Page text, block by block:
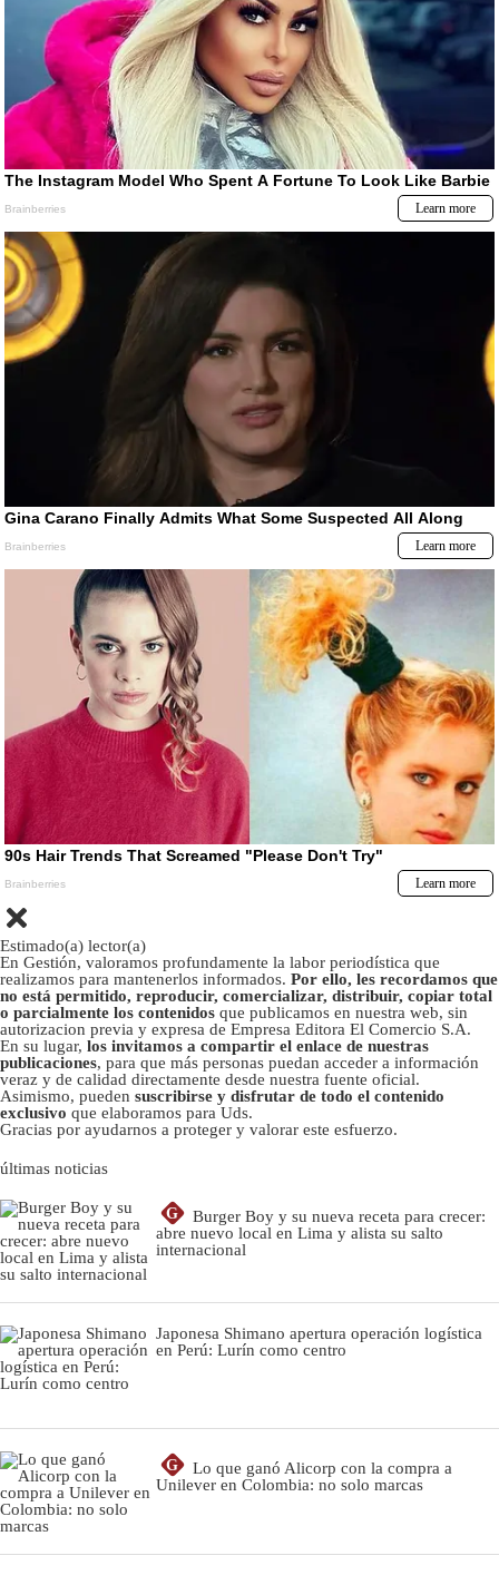
Estimado(a) lector(a)
En Gestión, valoramos profundamente la labor periodística que
realizamos para mantenerlos informados. Por ello, les recordamos que
no está permitido, reproducir, comercializar, distribuir, copiar total
o parcialmente los contenidos que publicamos en nuestra web, sin
autorizacion previa y expresa de Empresa Editora El Comercio S.A.
En su lugar, los invitamos a compartir el enlace de nuestras
publicaciones, para que más personas puedan acceder a información
veraz y de calidad directamente desde nuestra fuente oficial.
Asimismo, pueden suscribirse y disfrutar de todo el contenido
exclusivo que elaboramos para Uds.
Gracias por ayudarnos a proteger y valorar este esfuerzo.
últimas noticias
G
Burger Boy y su nueva receta para crecer:
abre nuevo local en Lima y alista su salto
internacional
Japonesa Shimano apertura operación logística
en Perú: Lurín como centro
G
Lo que ganó Alicorp con la compra a
Unilever en Colombia: no solo marcas